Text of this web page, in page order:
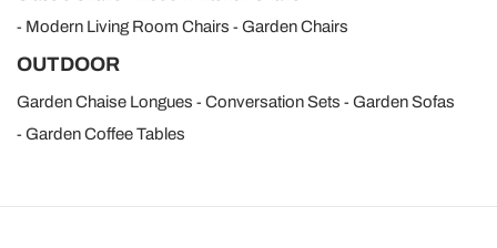
Modern Living Room Chairs
Garden Chairs
OUTDOOR
Garden Chaise Longues Conversation Sets
Garden Sofas
Garden Coffee Tables